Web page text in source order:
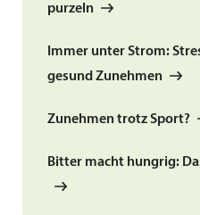
purzeln
Immer unter Strom:
gesund Zunehmen
Zunehmen trotz Sport?
Bitter macht hungrig: